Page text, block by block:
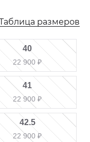
размеров
40
22 900 ₽
41
22 900 ₽
42.5
22 900 ₽